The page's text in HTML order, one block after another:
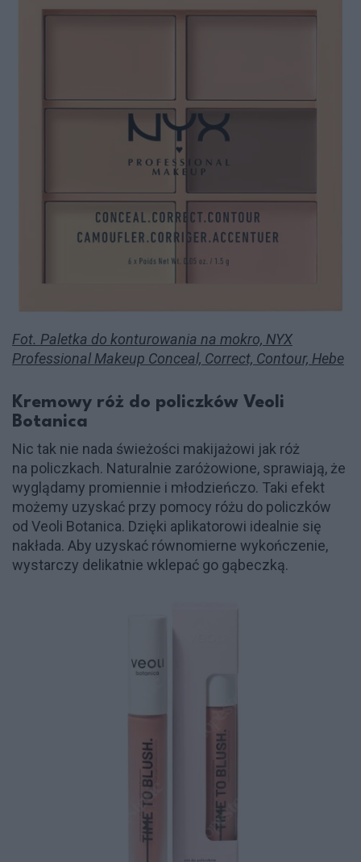
Fot. Paletka do konturowania na mokro, NYX
Professional Makeup Conceal, Correct, Contour, Hebe
Kremowy róż do policzków Veoli
Botanica
Nic tak nie nada świeżości makijażowi jak róż
na policzkach. Naturalnie zaróżowione, sprawiają, że
wyglądamy promiennie i młodzieńczo. Taki efekt
możemy uzyskać przy pomocy różu do policzków
od Veoli Botanica. Dzięki aplikatorowi idealnie się
nakłada. Aby uzyskać równomierne wykończenie,
wystarczy delikatnie wklepać go gąbeczką.